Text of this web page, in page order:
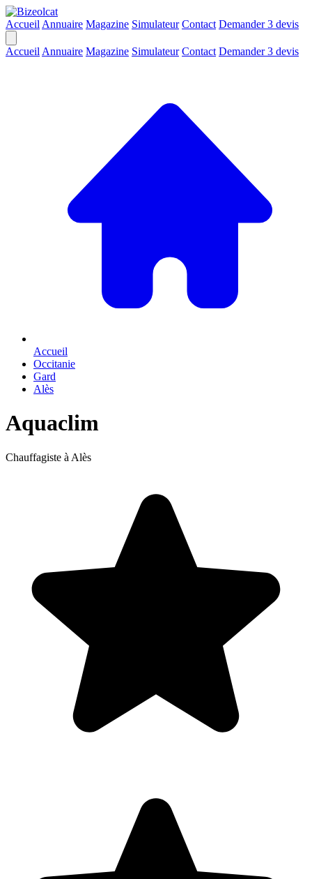
Accueil Annuaire Magazine Simulateur Contact Demander 3 devis
Accueil Annuaire Magazine Simulateur Contact Demander 3 devis
Accueil
Occitanie
Gard
Alès
Aquaclim
Chauffagiste à Alès